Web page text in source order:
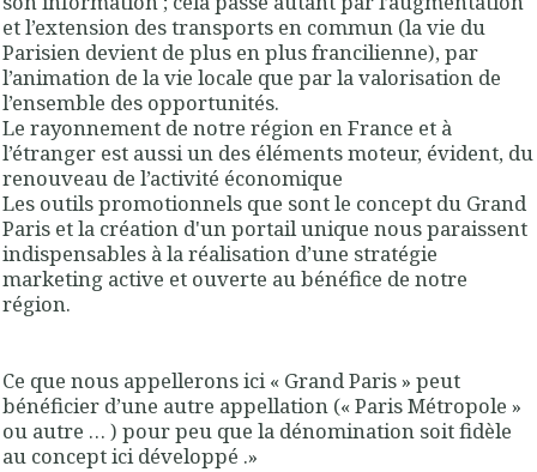
et l’extension des transports en commun (la vie du
Parisien devient de plus en plus francilienne), par
l’animation de la vie locale que par lavalorisation de
l’ensemble des opportunités.
Le rayonnement de notre région en France et à
l’étranger est aussiun des éléments moteur, évident, du
renouveau de l’activité économique
Les outils promotionnels que sont le concept du Grand
Paris et la création d'un portail unique nous paraissent
indispensables à la réalisation d’une stratégie
marketing active et ouverte au bénéfice de notre
région.
Ce que nous appellerons ici « Grand Paris » peut
bénéficier d’une autre appellation (« Paris Métropole »
ou autre … ) pour peu que la dénomination soit fidèle
au concept ici développé .»